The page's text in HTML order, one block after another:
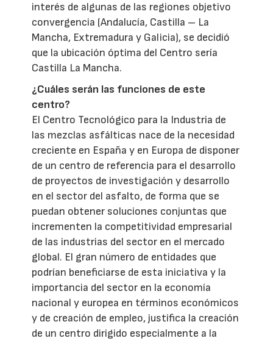
interés de algunas de las regiones objetivo
convergencia (Andalucía, Castilla – La
Mancha, Extremadura y Galicia), se decidió
que la ubicación óptima del Centro sería
Castilla La Mancha.
¿Cuáles serán las funciones de este
centro?
El Centro Tecnológico para la Industria de
las mezclas asfálticas nace de la necesidad
creciente en España y en Europa de disponer
de un centro de referencia para el desarrollo
de proyectos de investigación y desarrollo
en el sector del asfalto, de forma que se
puedan obtener soluciones conjuntas que
incrementen la competitividad empresarial
de las industrias del sector en el mercado
global. El gran número de entidades que
podrían beneficiarse de esta iniciativa y la
importancia del sector en la economía
nacional y europea en términos económicos
y de creación de empleo, justifica la creación
de un centro dirigido especialmente a la